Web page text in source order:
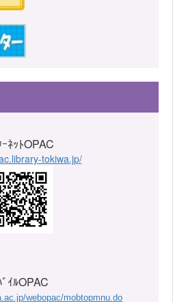
ｰﾈｯﾄOPAC
tokiwa.jp/
ｲﾙOPAC
webopac/mobtopmnu.do